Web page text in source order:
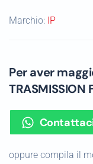
Marchio: IP
Per aver
TRASMISSION
oppure compila il